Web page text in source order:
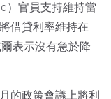
）官員支持維持當
借貸利率維持在
表示沒有急於降
的政策會議上將利